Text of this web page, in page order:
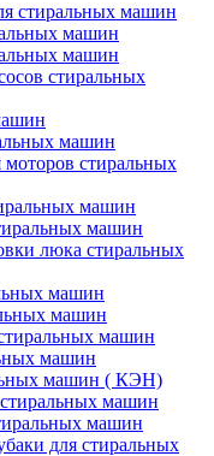
стиральных машин
машин
машин
стиральных
машин
стиральных
машин
машин
люка стиральных
машин
машин
машин
машин
машин ( КЭН)
машин
машин
для стиральных